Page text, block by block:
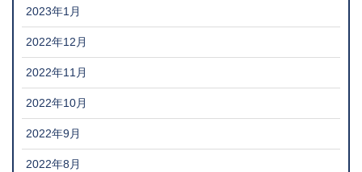
2023年1月
2022年12月
2022年11月
2022年10月
2022年9月
2022年8月